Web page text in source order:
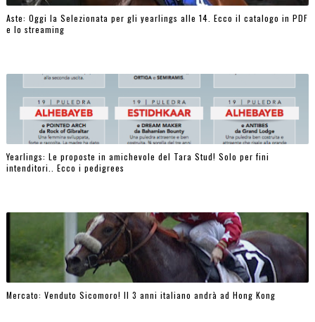
Aste: Oggi la Selezionata per gli yearlings alle 14. Ecco il catalogo in PDF
e lo streaming
Yearlings: Le proposte in amichevole del Tara Stud! Solo per fini
intenditori.. Ecco i pedigrees
Mercato: Venduto Sicomoro! Il 3 anni italiano andrà ad Hong Kong